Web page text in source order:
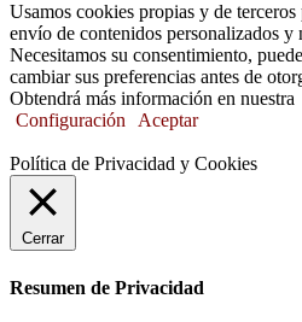
Usamos cookies propias y de
envío de contenidos personalizados y
Necesitamos su consentimiento,
cambiar sus preferencias antes de
Obtendrá más información en nuestra
Configuración Aceptar
Política de Privacidad y Cookies
Cerrar
Resumen de Privacidad